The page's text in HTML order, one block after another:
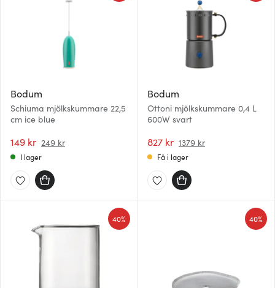
Bodum
Schiuma mjölkskummare 22,5
cm ice blue
149 kr 249 kr
I lager
Bodum
Ottoni mjölkskummare 0,4 L
600W svart
827 kr 1379 kr
Få i lager
40% 40%